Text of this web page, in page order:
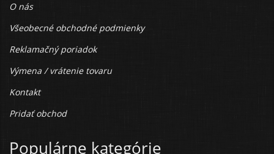
O nás
Všeobecné obchodné podmienky
Reklamačný poriadok
Výmena / vrátenie tovaru
Kontakt
Pridať obchod
Populárne kategórie